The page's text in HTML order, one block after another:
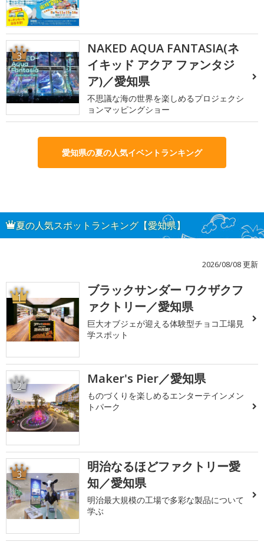
3
NAKED AQUA FANTASIA(ネ
イキッド アクア ファンタジ
ア)／愛知県
不思議な海の世界を楽しめるプロジェクシ
ョンマッピングショー
愛知県の夏の人気イベントランキング
夏の人気スポットランキング【愛知県】
2026/08/08 更新
1
ブラックサンダー ワクザクフ
ァクトリー／愛知県
巨大オブジェが迎える体験型チョコ工場見
学スポット
2 Maker's Pier／愛知県
ものづくりを楽しめるエンターテインメン
トパーク
3
明治なるほどファクトリー愛
知／愛知県
明治最大規模の工場で多彩な製品について
学ぶ